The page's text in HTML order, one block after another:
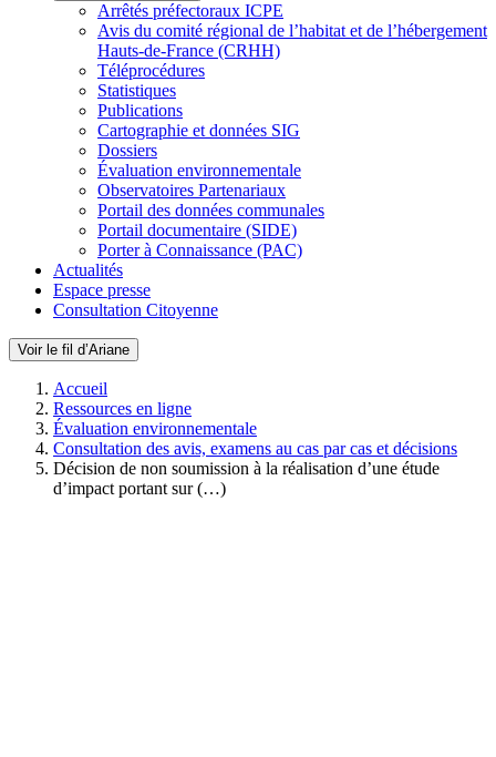
Arrêtés préfectoraux ICPE
Avis du comité régional de l’habitat et de l’hébergement
Hauts-de-France (CRHH)
Téléprocédures
Statistiques
Publications
Cartographie et données SIG
Dossiers
Évaluation environnementale
Observatoires Partenariaux
Portail des données communales
Portail documentaire (SIDE)
Porter à Connaissance (PAC)
Actualités
Espace presse
Consultation Citoyenne
Voir le fil d’Ariane
Accueil
Ressources en ligne
Évaluation environnementale
Consultation des avis, examens au cas par cas et décisions
Décision de non soumission à la réalisation d’une étude
d’impact portant sur (…)